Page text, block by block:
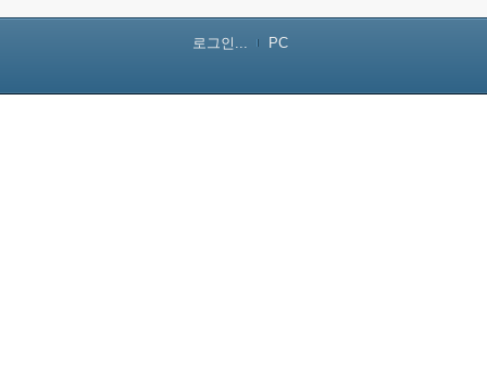
로그인... PC